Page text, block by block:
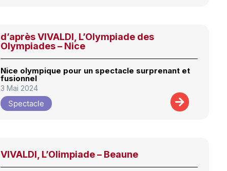
d’après VIVALDI, L’Olympiade des
Olympiades – Nice
Nice olympique pour un spectacle surprenant et
fusionnel
3 Mai 2024
Spectacle
VIVALDI, L’Olimpiade – Beaune